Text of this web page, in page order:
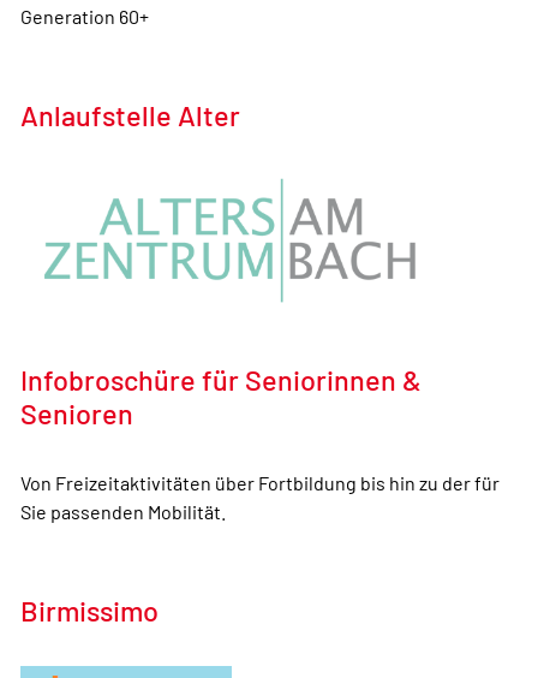
Generation 60+
Anlaufstelle Alter
Infobroschüre für Seniorinnen &
Senioren
Von Freizeitaktivitäten über Fortbildung bis hin zu der für
Sie passenden Mobilität.
Birmissimo